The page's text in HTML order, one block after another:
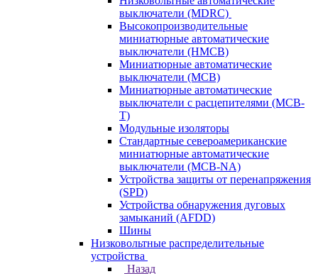
выключатели (MDRC)
Высокопроизводительные
миниатюрные автоматические
выключатели (HMCB)
Миниатюрные автоматические
выключатели (MCB)
Миниатюрные автоматические
выключатели с расцепителями (MCB-
T)
Модульные изоляторы
Стандартные североамериканские
миниатюрные автоматические
выключатели (MCB-NA)
Устройства защиты от перенапряжения
(SPD)
Устройства обнаружения дуговых
замыканий (AFDD)
Шины
Низковольтные распределительные
устройства
Назад